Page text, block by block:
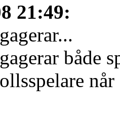
21:49:
både